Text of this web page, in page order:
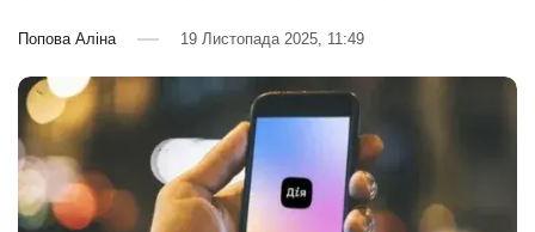
Попова Аліна 19 Листопада 2025, 11:49